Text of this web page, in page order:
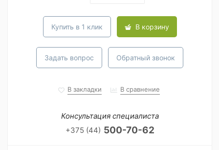
Купить в 1 клик В корзину
Задать вопрос Обратный звонок
В закладки В сравнение
Консультация специалиста
+375 (44) 500-70-62